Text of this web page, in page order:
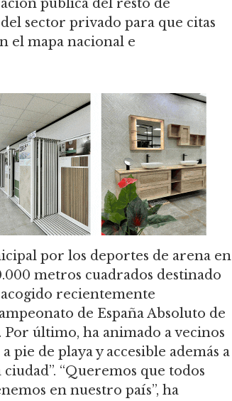
pública del resto de
sector privado para que citas
el mapa nacional e
por los deportes de arena en
metros cuadrados destinado
recientemente
de España Absoluto de
Por último, ha animado a vecinos
de playa y accesible además a
“Queremos que todos
en nuestro país”, ha